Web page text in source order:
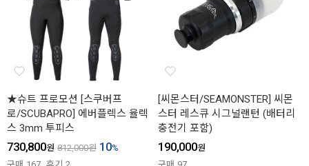
★슈트 프로모션 [스쿠버프
로/SCUBAPRO] 에버플렉스 율렉
스 3mm 투피스
730,800원 812,000원 10%
[씨몬스터/SEAMONSTER] 씨몬
스터 레스큐 시그널랜턴 (배터리
충전기 포함)
190,000원